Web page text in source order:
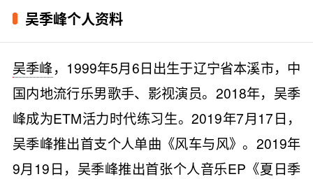
吴季峰个人资料
吴季峰，1999年5月6日出生于辽宁省本溪市，中
国内地流行乐男歌手、影视演员。2018年，吴季
峰成为ETM活力时代练习生。2019年7月17日，
吴季峰推出首支个人单曲《风车与风》。2019年
9月19日，吴季峰推出首张个人音乐EP《夏日季